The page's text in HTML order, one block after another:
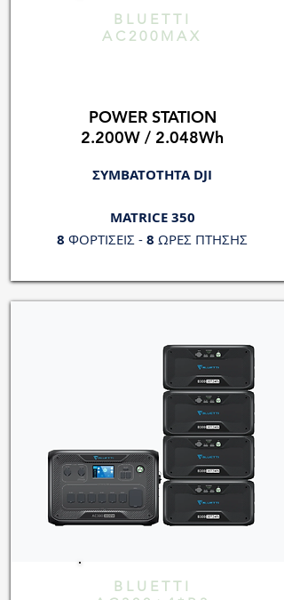
BLUETTI
AC200MAX
POWER STATION
2.200W / 2.048Wh
ΣΥΜΒΑΤΟΤΗΤΑ DJI
MATRICE 350
8 ΦΟΡΤΙΣΕΙΣ - 8 ΩΡΕΣ ΠΤΗΣΗΣ
BLUETTI